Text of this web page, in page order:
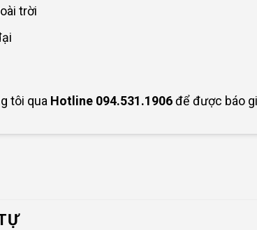
trời
tôi qua Hotline 094.531.1906để được báo